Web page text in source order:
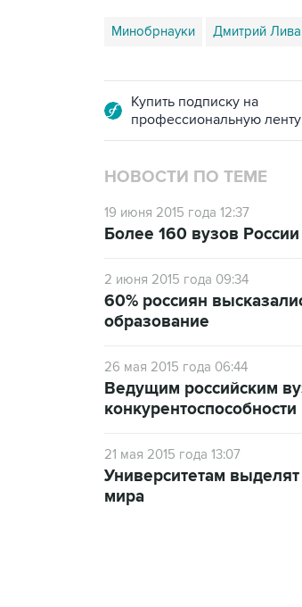
Минобрнауки Дмитрий
Купить подписку на
профессиональную ленту
НОВОСТИ ПО ТЕМЕ
19 июня 2015 года 12:37
Более 160 вузов
2 июня 2015 года 09:34
60% россиян
образование
26 мая 2015 года 06:44
Ведущим российским
конкурентоспособности
21 мая 2015 года 13:07
Университетам
мира